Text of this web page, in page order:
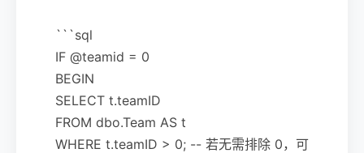
```sql
IF @teamid = 0
BEGIN
SELECT t.teamID
FROM dbo.Team AS t
WHERE t.teamID > 0; -- 若无需排除 0，可